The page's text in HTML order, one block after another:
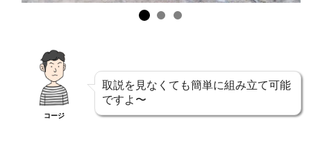
コージ
取説を見なくても簡単に組み立て可能
ですよ〜